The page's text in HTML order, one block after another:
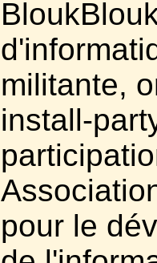
militante,
install-
pour le